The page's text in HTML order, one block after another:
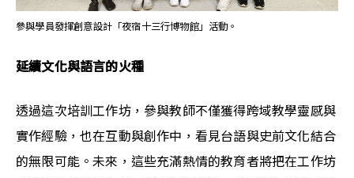
參與學員發揮創意設計「夜宿十三行博物館」活動。
延續文化與語言的火種
透過這次培訓工作坊，參與教師不僅獲得跨域教學靈感與
實作經驗，也在互動與創作中，看見台語與史前文化結合
的無限可能。未來，這些充滿熱情的教育者將把在工作坊